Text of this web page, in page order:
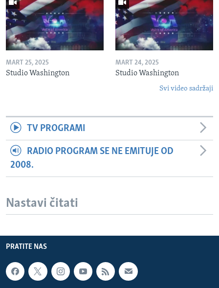
MART 25, 2025
Studio Washington
MART 24, 2025
Studio Washington
Svi video sadržaji
TV PROGRAMI
RADIO PROGRAM SE NE EMITUJE OD
2008.
Nastavi čitati
PRATITE NAS